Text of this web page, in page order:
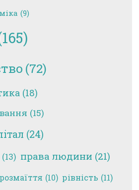
(9)
(72)
(18)
(15)
(24)
(13) права людини (21)
розмаїття (10) рівність (11)